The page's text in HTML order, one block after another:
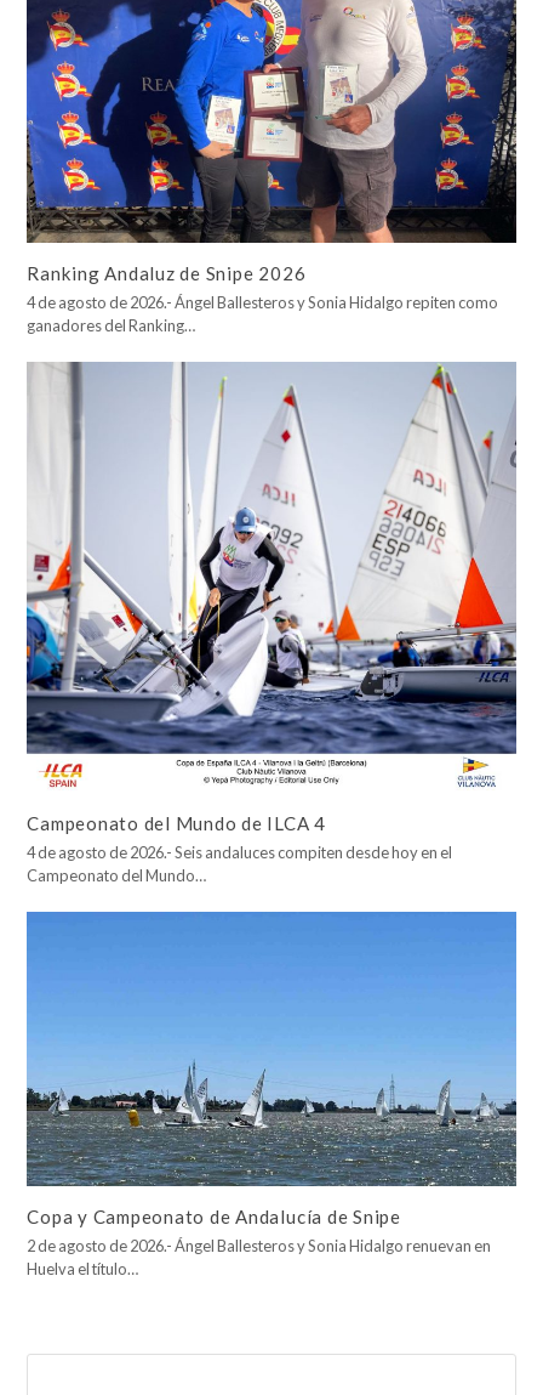
Ranking Andaluz de Snipe 2026
4 de agosto de 2026.- Ángel Ballesteros y Sonia Hidalgo repiten como
ganadores del Ranking…
Campeonato del Mundo de ILCA 4
4 de agosto de 2026.- Seis andaluces compiten desde hoy en el
Campeonato del Mundo…
Copa y Campeonato de Andalucía de Snipe
2 de agosto de 2026.- Ángel Ballesteros y Sonia Hidalgo renuevan en
Huelva el título…